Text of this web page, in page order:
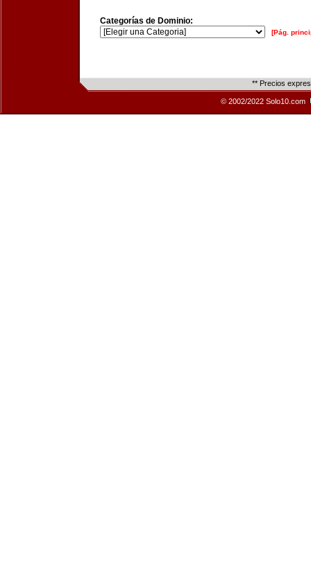
Categorías de Dominio:
[Pág.
** Precios
© 2002/2022 Solo10.com